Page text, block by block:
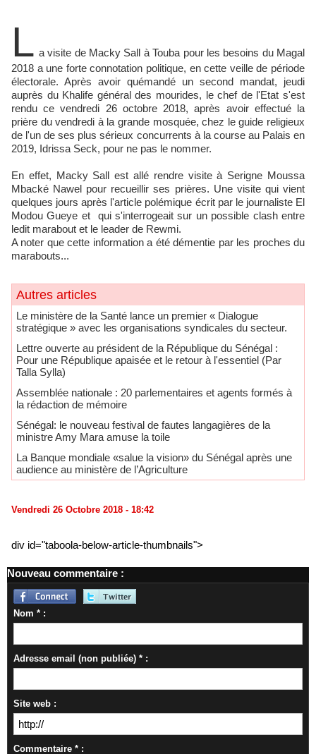
L a visite de Macky Sall à Touba pour les besoins du Magal
2018 a une forte connotation politique, en cette veille de période
électorale. Après avoir quémandé un second mandat, jeudi
auprès du Khalife général des mourides, le chef de l'Etat s'est
rendu ce vendredi 26 octobre 2018, après avoir effectué la
prière du vendredi à la grande mosquée, chez le guide religieux
de l'un de ses plus sérieux concurrents à la course au Palais en
2019, Idrissa Seck, pour ne pas le nommer.
En effet, Macky Sall est allé rendre visite à Serigne Moussa
Mbacké Nawel pour recueillir ses prières. Une visite qui vient
quelques jours après l'article polémique écrit par le journaliste El
Modou Gueye et qui s'interrogeait sur un possible clash entre
ledit marabout et le leader de Rewmi.
A noter que cette information a été démentie par les proches du
marabouts...
Autres articles
Le ministère de la Santé lance un premier « Dialogue
stratégique » avec les organisations syndicales du secteur.
Lettre ouverte au président de la République du Sénégal :
Pour une République apaisée et le retour à l'essentiel (Par
Talla Sylla)
Assemblée nationale : 20 parlementaires et agents formés à
la rédaction de mémoire
Sénégal: le nouveau festival de fautes langagières de la
ministre Amy Mara amuse la toile
La Banque mondiale «salue la vision» du Sénégal après une
audience au ministère de l’Agriculture
Vendredi 26 Octobre 2018 - 18:42
div id="taboola-below-article-thumbnails">
Nouveau commentaire :
Nom * :
Adresse email (non publiée) * :
Site web :
Commentaire * :